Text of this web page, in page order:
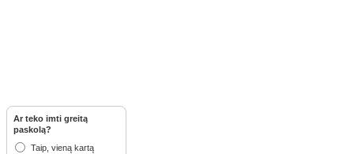
Ar teko imti greitą
paskolą?
Taip, vieną kartą